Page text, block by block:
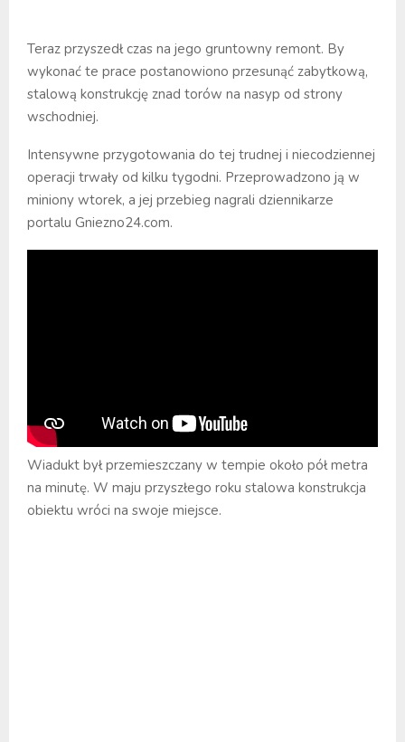
Teraz przyszedł czas na jego gruntowny remont. By
wykonać te prace postanowiono przesunąć zabytkową,
stalową konstrukcję znad torów na nasyp od strony
wschodniej.
Intensywne przygotowania do tej trudnej i niecodziennej
operacji trwały od kilku tygodni. Przeprowadzono ją w
miniony wtorek, a jej przebieg nagrali dziennikarze
portalu Gniezno24.com.
Wiadukt był przemieszczany w tempie około pół metra
na minutę. W maju przyszłego roku stalowa konstrukcja
obiektu wróci na swoje miejsce.